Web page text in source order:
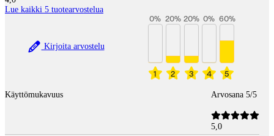
Lue kaikki 5 tuotearvostelua
Kirjoita arvostelu
1
0%
2
20%
3
20%
4
0%
5
60%
Käyttömukavuus Arvosana 5/5
5,0